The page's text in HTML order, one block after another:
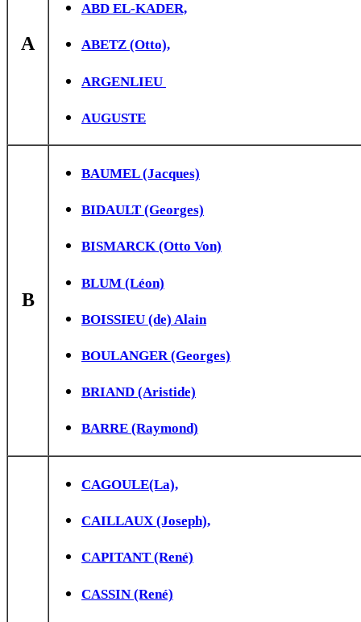
A
ABD EL-KADER,
ABETZ (Otto),
ARGENLIEU
AUGUSTE
B
BAUMEL (Jacques)
BIDAULT (Georges)
BISMARCK (Otto Von)
BLUM (Léon)
BOISSIEU (de) Alain
BOULANGER (Georges)
BRIAND (Aristide)
BARRE (Raymond)
CAGOULE(La),
CAILLAUX (Joseph),
CAPITANT (René)
CASSIN (René)